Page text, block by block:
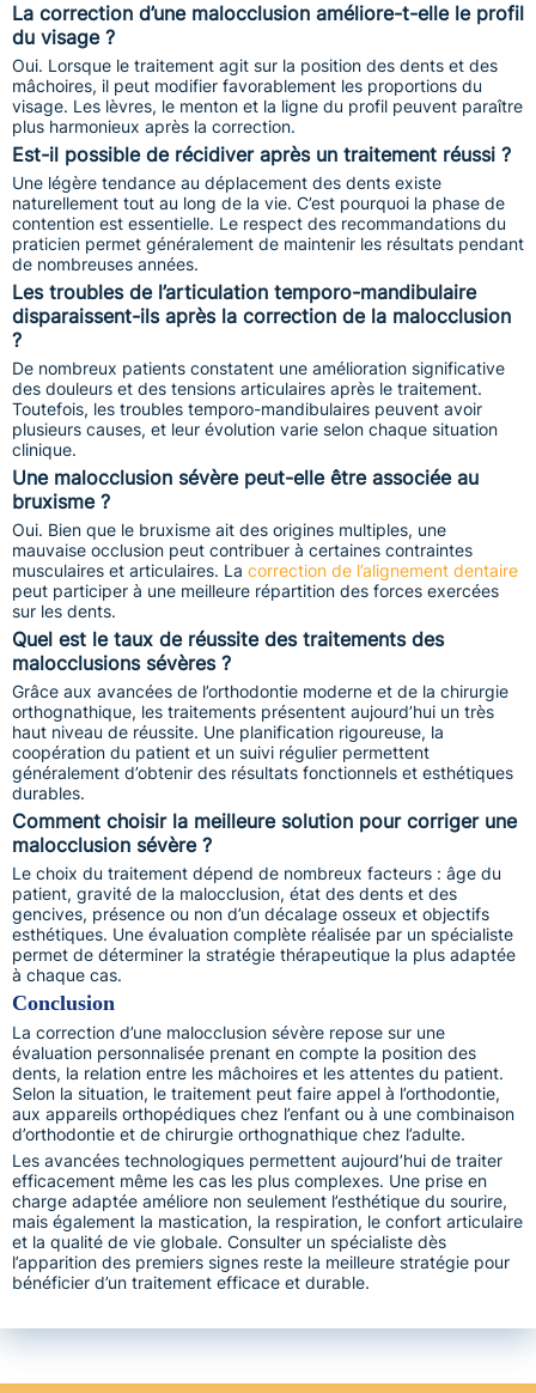
La correction d’une malocclusion améliore-t-elle le profil
du visage ?
Oui. Lorsque le traitement agit sur la position des dents et des
mâchoires, il peut modifier favorablement les proportions du
visage. Les lèvres, le menton et la ligne du profil peuvent paraître
plus harmonieux après la correction.
Est-il possible de récidiver après un traitement réussi ?
Une légère tendance au déplacement des dents existe
naturellement tout au long de la vie. C’est pourquoi la phase de
contention est essentielle. Le respect des recommandations du
praticien permet généralement de maintenir les résultats pendant
de nombreuses années.
Les troubles de l’articulation temporo-mandibulaire
disparaissent-ils après la correction de la malocclusion
?
De nombreux patients constatent une amélioration significative
des douleurs et des tensions articulaires après le traitement.
Toutefois, les troubles temporo-mandibulaires peuvent avoir
plusieurs causes, et leur évolution varie selon chaque situation
clinique.
Une malocclusion sévère peut-elle être associée au
bruxisme ?
Oui. Bien que le bruxisme ait des origines multiples, une
mauvaise occlusion peut contribuer à certaines contraintes
musculaires et articulaires. La correction de l’alignement dentaire
peut participer à une meilleure répartition des forces exercées
sur les dents.
Quel est le taux de réussite des traitements des
malocclusions sévères ?
Grâce aux avancées de l’orthodontie moderne et de la chirurgie
orthognathique, les traitements présentent aujourd’hui un très
haut niveau de réussite. Une planification rigoureuse, la
coopération du patient et un suivi régulier permettent
généralement d’obtenir des résultats fonctionnels et esthétiques
durables.
Comment choisir la meilleure solution pour corriger une
malocclusion sévère ?
Le choix du traitement dépend de nombreux facteurs : âge du
patient, gravité de la malocclusion, état des dents et des
gencives, présence ou non d’un décalage osseux et objectifs
esthétiques. Une évaluation complète réalisée par un spécialiste
permet de déterminer la stratégie thérapeutique la plus adaptée
à chaque cas.
Conclusion
La correction d’une malocclusion sévère repose sur une
évaluation personnalisée prenant en compte la position des
dents, la relation entre les mâchoires et les attentes du patient.
Selon la situation, le traitement peut faire appel à l’orthodontie,
aux appareils orthopédiques chez l’enfant ou à une combinaison
d’orthodontie et de chirurgie orthognathique chez l’adulte.
Les avancées technologiques permettent aujourd’hui de traiter
efficacement même les cas les plus complexes. Une prise en
charge adaptée améliore non seulement l’esthétique du sourire,
mais également la mastication, la respiration, le confort articulaire
et la qualité de vie globale. Consulter un spécialiste dès
l’apparition des premiers signes reste la meilleure stratégie pour
bénéficier d’un traitement efficace et durable.